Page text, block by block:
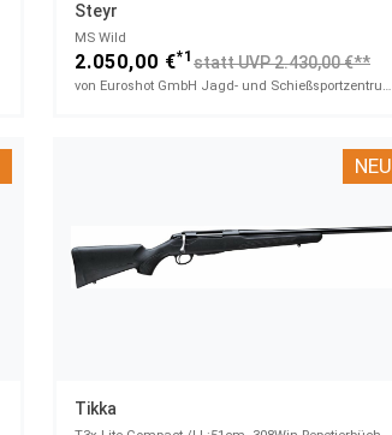
Steyr
MS Wild
2.050,00 €*1 statt UVP 2.430,00 €**
von Euroshot GmbH Jagd- und Schießsportzentrum
NEU
Tikka